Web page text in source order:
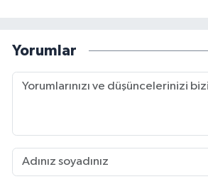
Yorumlar